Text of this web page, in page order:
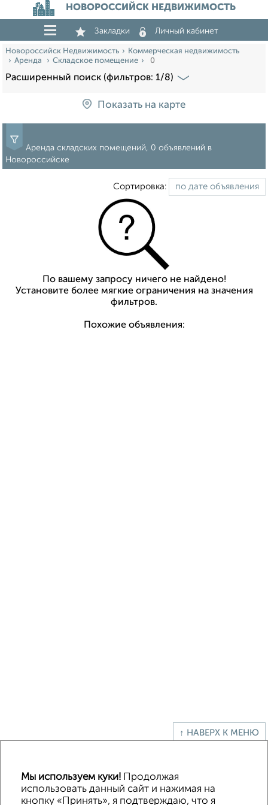
НОВОРОССИЙСК НЕДВИЖИМОСТЬ
Закладки Личный кабинет
Новороссийск Недвижимость
Коммерческая недвижимость
Аренда
Складское помещение 0
Расширенный поиск (фильтров: 1/8)
Показать на карте
Аренда складских помещений, 0 объявлений в
Новороссийске
Сортировка:
По вашему запросу ничего не найдено!
Установите более мягкие ограничения на значения
фильтров.
Похожие объявления:
↑ НАВЕРХ К МЕНЮ
Помещение свободного назначения
Складское помещение
Производственное помещение
Мы используем куки! Продолжая
использовать данный сайт и нажимая на
кнопку «Принять», я подтверждаю, что я